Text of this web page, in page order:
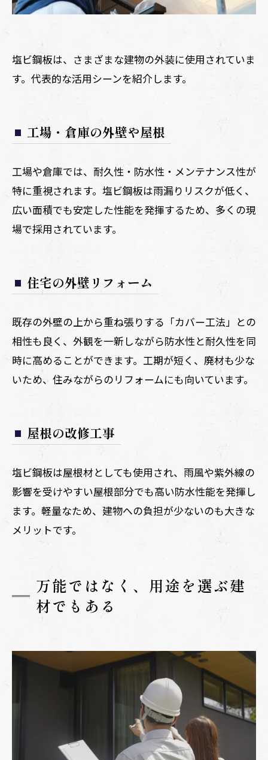
塩ビ鋼板は、さまざまな建物の外装に使用されていま
す。代表的な活用シーンを紹介します。
工場・倉庫の外壁や屋根
工場や倉庫では、耐久性・防水性・メンテナンス性が
特に重視されます。塩ビ鋼板は雨漏りリスクが低く、
広い面積でも安定した性能を発揮するため、多くの現
場で採用されています。
住宅の外壁リフォーム
既存の外壁の上から重ね張りする「カバー工法」との
相性も良く、外観を一新しながら防水性と耐久性を同
時に高めることができます。工期が短く、廃材も少な
いため、住みながらのリフォームにも向いています。
屋根の改修工事
塩ビ鋼板は屋根材としても使用され、雨風や紫外線の
影響を受けやすい屋根部分でも高い防水性能を発揮し
ます。軽量なため、建物への負担が少ないのも大きな
メリットです。
万能ではなく、用途を選ぶ建
材でもある